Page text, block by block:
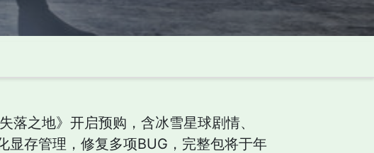
之地》开启预购，含冰雪星球剧情、
显存管理，修复多项BUG，完整包将于年